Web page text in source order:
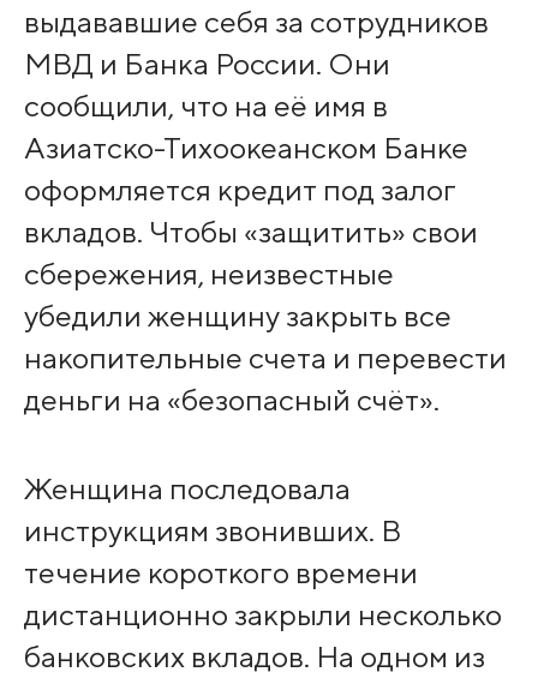
выдававшие себя за сотрудников
МВД и Банка России. Они
сообщили, что на её имя в
Азиатско-Тихоокеанском Банке
оформляется кредит под залог
вкладов. Чтобы «защитить» свои
сбережения, неизвестные
убедили женщину закрыть все
накопительные счета и перевести
деньги на «безопасный счёт».
Женщина последовала
инструкциям звонивших. В
течение короткого времени
дистанционно закрыли несколько
банковских вкладов. На одном из